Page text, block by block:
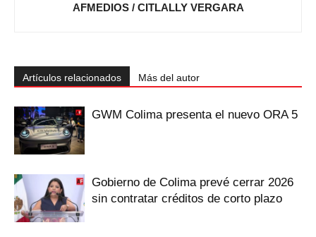
AFMEDIOS / CITLALLY VERGARA
Artículos relacionados Más del autor
GWM Colima presenta el nuevo ORA 5
Gobierno de Colima prevé cerrar 2026
sin contratar créditos de corto plazo